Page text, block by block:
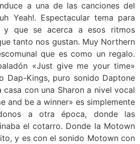
a una de las canciones del
Yeah!. Espectacular tema para
y que se acerca a esos ritmos
tanto nos gustan. Muy Northern
que es como un regalo.
«Just give me your time»
Dap-Kings, puro sonido Daptone
casa con una Sharon a nivel vocal
and be a winner» es simplemente
a otra época, donde las
el cotarro. Donde la Motown
y es con el sonido Motown con